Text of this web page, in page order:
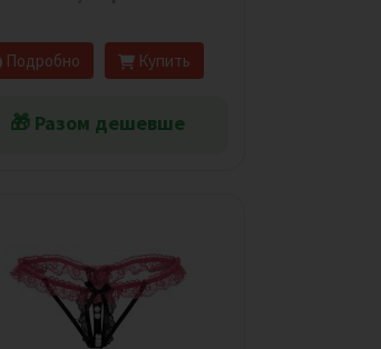
Подробно Купить
🎁 Разом дешевше